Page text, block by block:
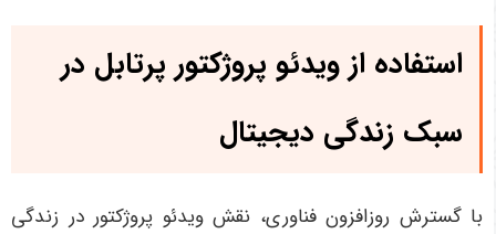
استفاده از ویدئو پروژکتور پرتابل در
سبک زندگی دیجیتال
با گسترش روزافزون فناوری، نقش ویدئو پروژکتور در زندگی